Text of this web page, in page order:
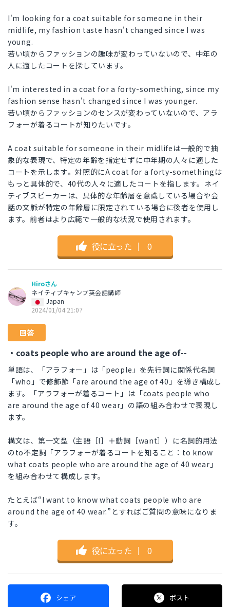
I'm looking for a coat suitable for someone in their
midlife, my fashion taste hasn't changed since I was
young.
若い頃からファッションの趣味が変わっていないので、中年の
人に適したコートを探しています。
I'm interested in a coat for a forty-something, since my
fashion sense hasn't changed since I was younger.
若い頃からファッションのセンスが変わっていないので、アラ
フォーが着るコートが知りたいです。
A coat suitable for someone in their midlifeは一般的で抽
象的な表現で、特定の年齢を指定せずに中年期の人々に適した
コートを示します。対照的にA coat for a forty-somethingは
もっと具体的で、40代の人々に適したコートを指します。ネイ
ティブスピーカーは、具体的な年齢層を意識している場合や会
話の文脈が特定の年齢層に限定されている場合に後者を使用し
ます。前者はより広範で一般的な状況で使用されます。
役に立った ｜ 0
Hiroさん
ネイティブキャンプ英会話講師
Japan
2024/01/04 21:07
回答
・coats people who are around the age of--
単語は、「アラフォー」は「people」を先行詞に関係代名詞
「who」で修飾節「are around the age of 40」を導き構成し
ます。「アラフォーが着るコート」は「coats people who
are around the age of 40 wear」の語の組み合わせで表現し
ます。
構文は、第一文型（主語［I］＋動詞［want］）に名詞的用法
のto不定詞「アラフォーが着るコートを知ること：to know
what coats people who are around the age of 40 wear」
を組み合わせて構成します。
たとえば“I want to know what coats people who are
around the age of 40 wear.”とすればご質問の意味になりま
す。
役に立った ｜ 0
シェア ポスト